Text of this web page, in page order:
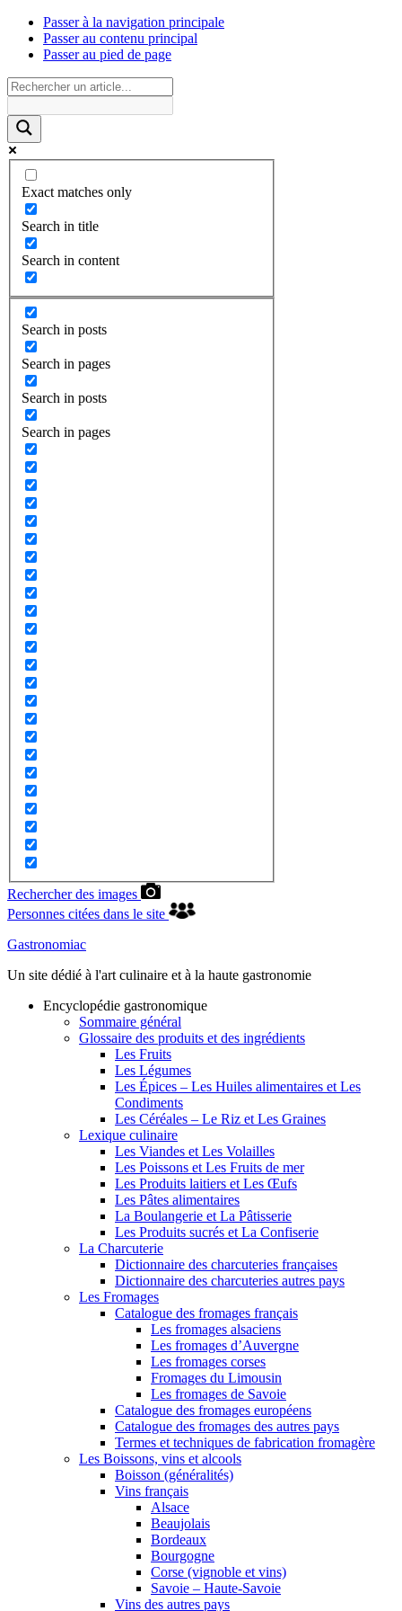
Passer à la navigation principale
Passer au contenu principal
Passer au pied de page
Exact matches only
Search in title
Search in content
Search in posts
Search in pages
Search in posts
Search in pages
Rechercher des images
Personnes citées dans le site
Gastronomiac
Un site dédié à l'art culinaire et à la haute gastronomie
Encyclopédie gastronomique
Sommaire général
Glossaire des produits et des ingrédients
Les Fruits
Les Légumes
Les Épices – Les Huiles alimentaires et Les
Condiments
Les Céréales – Le Riz et Les Graines
Lexique culinaire
Les Viandes et Les Volailles
Les Poissons et Les Fruits de mer
Les Produits laitiers et Les Œufs
Les Pâtes alimentaires
La Boulangerie et La Pâtisserie
Les Produits sucrés et La Confiserie
La Charcuterie
Dictionnaire des charcuteries françaises
Dictionnaire des charcuteries autres pays
Les Fromages
Catalogue des fromages français
Les fromages alsaciens
Les fromages d’Auvergne
Les fromages corses
Fromages du Limousin
Les fromages de Savoie
Catalogue des fromages européens
Catalogue des fromages des autres pays
Termes et techniques de fabrication fromagère
Les Boissons, vins et alcools
Boisson (généralités)
Vins français
Alsace
Beaujolais
Bordeaux
Bourgogne
Corse (vignoble et vins)
Savoie – Haute-Savoie
Vins des autres pays